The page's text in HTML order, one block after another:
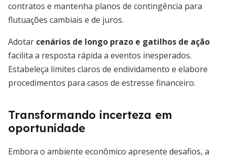
contratos e mantenha planos de contingência para
flutuações cambiais e de juros.
Adotar cenários de longo prazo e gatilhos de ação
facilita a resposta rápida a eventos inesperados.
Estabeleça limites claros de endividamento e elabore
procedimentos para casos de estresse financeiro.
Transformando incerteza em
oportunidade
Embora o ambiente econômico apresente desafios, a